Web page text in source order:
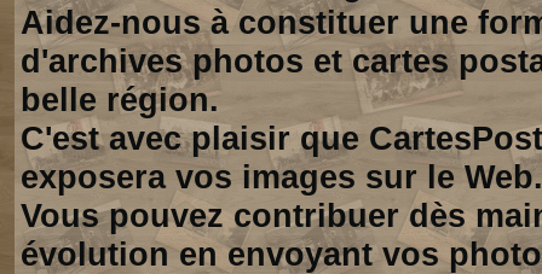
Aidez-nous à constituer une
d'archives photos et cartes
belle région.
C'est avec plaisir que
exposera vos images sur le Web.
Vous pouvez contribuer dès
évolution en envoyant vos